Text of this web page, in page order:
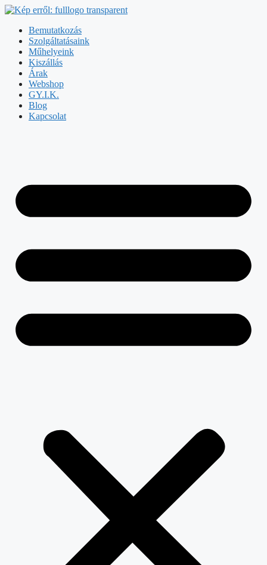
Bemutatkozás
Szolgáltatásaink
Műhelyeink
Kiszállás
Árak
Webshop
GY.I.K.
Blog
Kapcsolat